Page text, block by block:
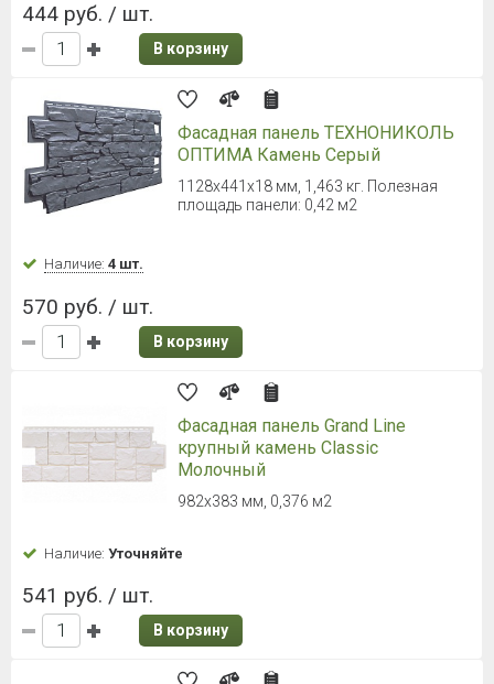
444 руб. / шт.
В корзину
Фасадная панель ТЕХНОНИКОЛЬ
ОПТИМА Камень Серый
1128х441х18 мм, 1,463 кг. Полезная
площадь панели: 0,42 м2
Наличие: 4 шт.
570 руб. / шт.
В корзину
Фасадная панель Grand Line
крупный камень Classic
Молочный
982х383 мм, 0,376 м2
Наличие: Уточняйте
541 руб. / шт.
В корзину